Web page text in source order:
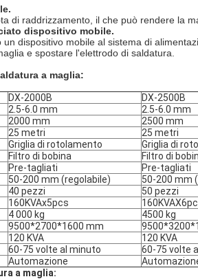
di raddrizzamento, il che può rendere la
dispositivo mobile.
dispositivo mobile al sistema di
e spostare l'elettrodo di saldatura.
a maglia:
DX-2000B
DX-2500B
2.5-6.0 mm
2.5-6.0 mm
2000 mm
2500 mm
25 metri
25 metri
Griglia di rotolamento
Griglia di
Filtro di bobina
Filtro di
Pre-tagliati
Pre-tagliati
50-200 mm (regolabile)
50-200 mm
40 pezzi
50 pezzi
160KVAx5pcs
4 000 kg
4500 kg
9500*2700*1600 mm
120 KVA
120 KVA
60-75 volte al minuto
60-75 volte
Automazione
a maglia: